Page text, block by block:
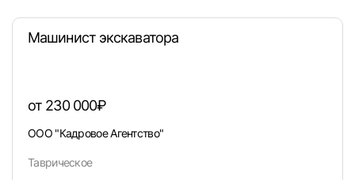
Машинист экскаватора
от 230 000₽
ООО "Кадровое Агентство"
Таврическое